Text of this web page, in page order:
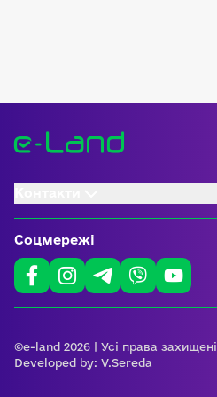
Соцмережі
©e-land 2026 | Усі права захищені
Developed by: V.Sereda